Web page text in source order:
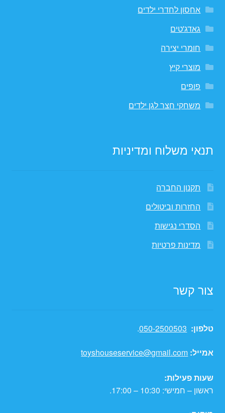
אחסון לחדרי ילדים
גאדג'טים
חומרי יצירה
מוצרי קיץ
פופים
משחקי חצר לגן ילדים
תנאי משלוח ומדיניות
תקנון החברה
החזרות וביטולים
הסדרי נגישות
מדינות פרטיות
צור קשר
טלפון: 050-2500503
.
אמייל: toyshouseservice@gmail.com
שעות פעילות:
ראשון – חמישי: 10:30 – 17:00.